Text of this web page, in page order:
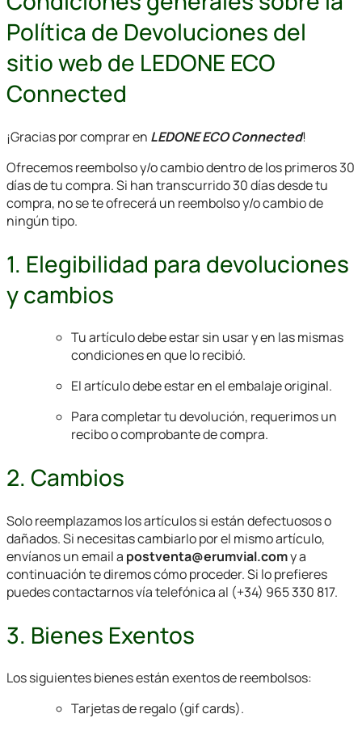
Política de Devoluciones del
sitio web de LEDONE ECO
Connected
¡Gracias por comprar en LEDONE ECO Connected!
Ofrecemos reembolso y/o cambio dentro de los primeros 30
días de tu compra. Si han transcurrido 30 días desde tu
compra, no se te ofrecerá un reembolso y/o cambio de
ningún tipo.
1. Elegibilidad para devoluciones
y cambios
Tu artículo debe estar sin usar y en las mismas
condiciones en que lo recibió.
El artículo debe estar en el embalaje original.
Para completar tu devolución, requerimos un
recibo o comprobante de compra.
2. Cambios
Solo reemplazamos los artículos si están defectuosos o
dañados. Si necesitas cambiarlo por el mismo artículo,
envíanos un email a postventa@erumvial.comy a
continuación te diremos cómo proceder. Si lo prefieres
puedes contactarnos vía telefónica al (+34) 965 330 817.
3. Bienes Exentos
Los siguientes bienes están exentos de reembolsos:
Tarjetas de regalo (gif cards).